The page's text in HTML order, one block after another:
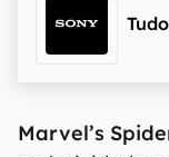
Marvel’s